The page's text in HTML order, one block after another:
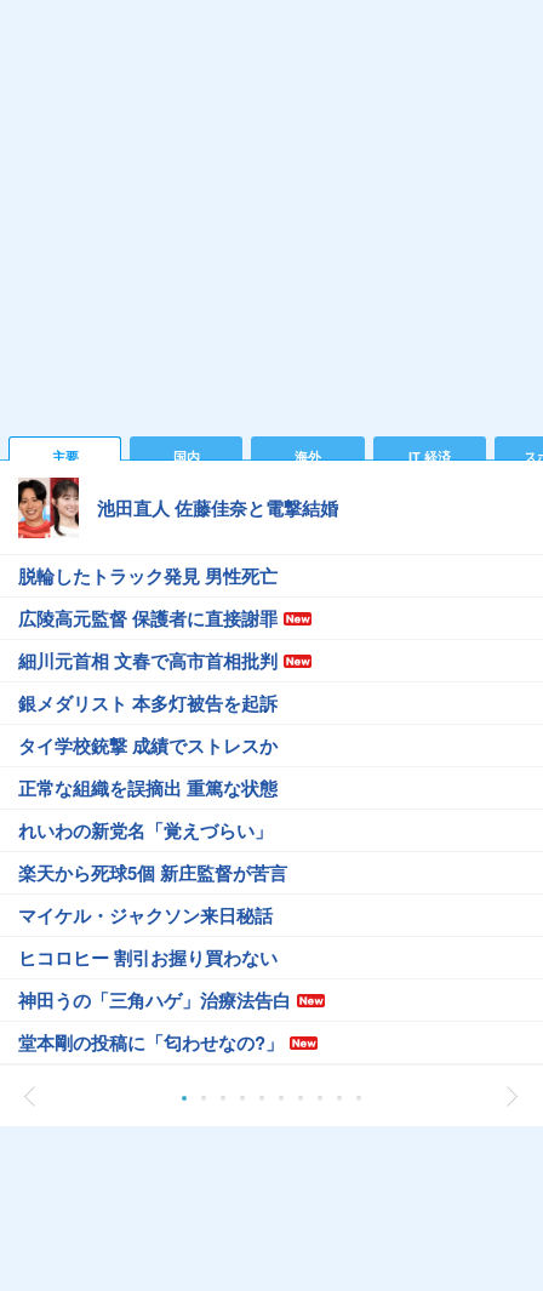
主要 国内 海外 IT 経済 ス
池田直人 佐藤佳奈と電撃結婚
脱輪したトラック発見 男性死亡
広陵高元監督 保護者に直接謝罪
細川元首相 文春で高市首相批判
銀メダリスト 本多灯被告を起訴
タイ学校銃撃 成績でストレスか
正常な組織を誤摘出 重篤な状態
れいわの新党名「覚えづらい」
楽天から死球5個 新庄監督が苦言
マイケル・ジャクソン来日秘話
ヒコロヒー 割引お握り買わない
神田うの「三角ハゲ」治療法告白
堂本剛の投稿に「匂わせなの?」